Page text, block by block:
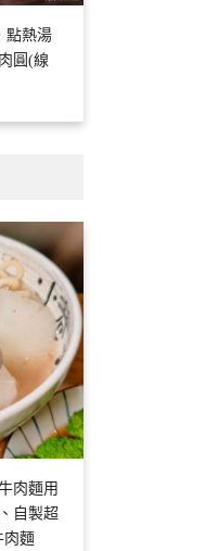
點熱湯
圓(線
肉麵用
自製超
肉麵